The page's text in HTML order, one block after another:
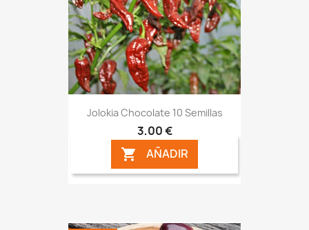
Jolokia Chocolate 10 Semillas
3,00 €
 AÑADIR